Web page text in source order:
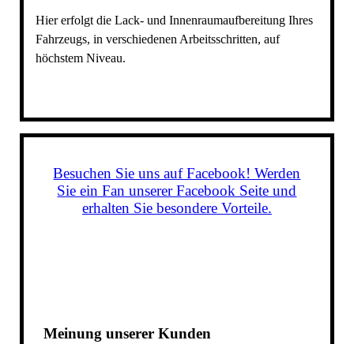
Hier erfolgt die Lack- und Innenraumaufbereitung Ihres
Fahrzeugs, in verschiedenen Arbeitsschritten, auf
höchstem Niveau.
Besuchen Sie uns auf Facebook! Werden
Sie ein Fan unserer Facebook Seite und
erhalten Sie besondere Vorteile.
Meinung unserer Kunden